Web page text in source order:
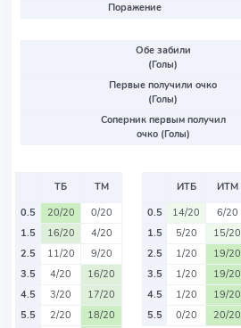
Поражение
Обе забили
(Голы)
Первые получили очко
(Голы)
Соперник первым получил
очко (Голы)
ТБ
ТМ
0.5
20/20
0/20
1.5
16/20
4/20
2.5
11/20
9/20
3.5
4/20
16/20
4.5
3/20
17/20
5.5
2/20
18/20
ИТБ
ИТМ
0.5
14/20
6/20
1.5
5/20
15/20
2.5
1/20
19/20
3.5
1/20
19/20
4.5
1/20
19/20
5.5
0/20 20/20